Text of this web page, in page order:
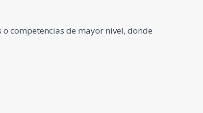
competencias de mayor nivel, donde